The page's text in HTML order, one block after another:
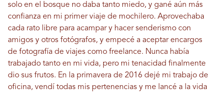
solo en el bosque no daba tanto miedo, y gané aún más
confianza en mi primer viaje de mochilero. Aprovechaba
cada rato libre para acampar y hacer senderismo con
amigos y otros fotógrafos, y empecé a aceptar encargos
de fotografía de viajes como freelance. Nunca había
trabajado tanto en mi vida, pero mi tenacidad finalmente
dio sus frutos. En la primavera de 2016 dejé mi trabajo de
oficina, vendí todas mis pertenencias y me lancé a la vida